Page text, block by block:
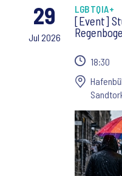
29
Jul 2026
LGBTQIA+
[Event]
18:30